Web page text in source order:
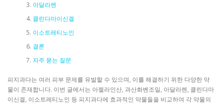
아달라렌
클린다마이신겔
이소트레티노인
결론
자주 묻는 질문
피지과다는 여러 피부 문제를 유발할 수 있으며, 이를 해결하기 위한 다양한 약
물이 존재합니다. 이번 글에서는 아젤라인산, 과산화벤조일, 아달라렌, 클린다마
이신겔, 이소트레티노인 등 피지과다에 효과적인 약물들을 비교하여 각 약물의